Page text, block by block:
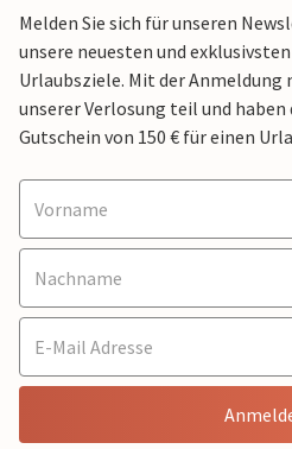
Melden Sie sich für unseren
unsere neuesten und
Urlaubsziele. Mit der Anmeldung
unserer Verlosung teil und haben
Gutschein von 150 € für einen